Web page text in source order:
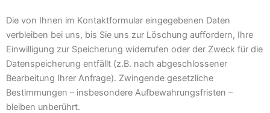
Die von Ihnen im Kontaktformular eingegebenen Daten
verbleiben bei uns, bis Sie uns zur Löschung auffordern, Ihre
Einwilligung zur Speicherung widerrufen oder der Zweck für die
Datenspeicherung entfällt (z.B. nach abgeschlossener
Bearbeitung Ihrer Anfrage). Zwingende gesetzliche
Bestimmungen – insbesondere Aufbewahrungsfristen –
bleiben unberührt.